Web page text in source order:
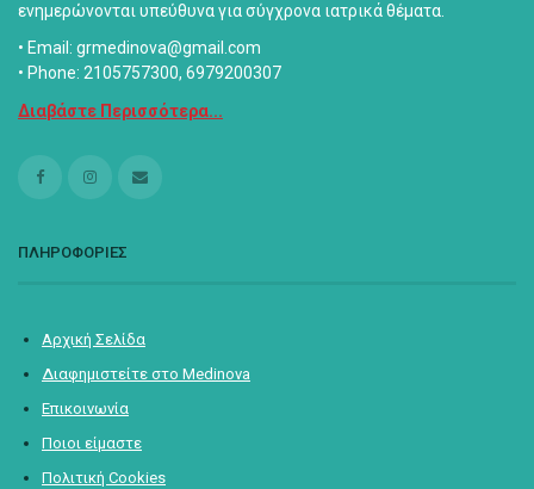
ενημερώνονται υπεύθυνα για σύγχρονα ιατρικά θέματα.
• Email: grmedinova@gmail.com
• Phone: 2105757300, 6979200307
Διαβάστε Περισσότερα...
ΠΛΗΡΟΦΟΡΙΕΣ
Αρχική Σελίδα
Διαφημιστείτε στο Medinova
Επικοινωνία
Ποιοι είμαστε
Πολιτική Cookies